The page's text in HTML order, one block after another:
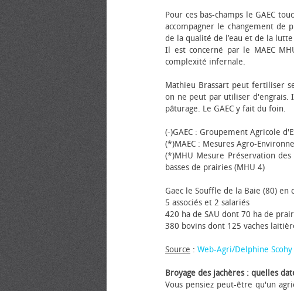
Pour ces bas-champs le GAEC
accompagner le changement de
de la qualité de l’eau et de la
Il est concerné par le MAEC
complexité infernale.
Mathieu Brassart peut fertiliser
on ne peut par utiliser d'engrais.
pâturage. Le GAEC y fait du foin.
(-)GAEC : Groupement Agricole
(*)MAEC : Mesures Agro-
(*)MHU Mesure Préservation
basses de prairies (MHU 4)
Gaec le Souffle de la Baie (80) en
5 associés et 2 salariés
420 ha de SAU dont 70 ha de
380 bovins dont 125 vaches
Source : Web-Agri/Delphine Scohy
Broyage des jachères : quelles
Vous pensiez peut-être qu'un